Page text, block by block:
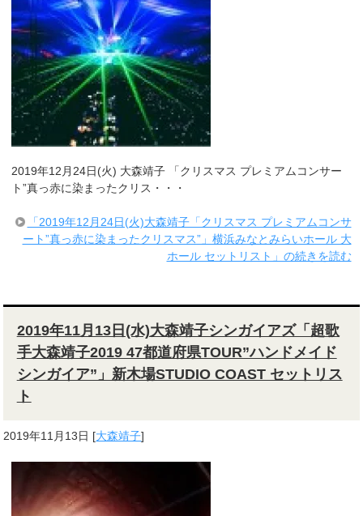
2019年12月24日(火) 大森靖子 「クリスマス プレミアムコンサー
ト”真っ赤に染まったクリス・・・
「2019年12月24日(火)大森靖子「クリスマス プレミアムコンサ
ート”真っ赤に染まったクリスマス”」横浜みなとみらいホール 大
ホール セットリスト」の続きを読む
2019年11月13日(水)大森靖子シンガイアズ「超歌
手大森靖子2019 47都道府県TOUR”ハンドメイド
シンガイア”」新木場STUDIO COAST セットリス
ト
2019年11月13日 [大森靖子]